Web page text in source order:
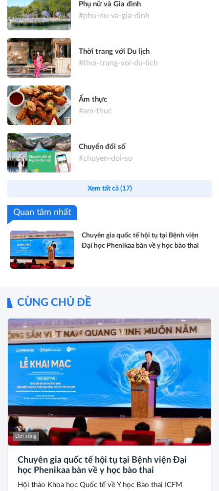
Phụ nữ và Gia đình
#phu-nu-va-gia-dinh
Thời trang với Du lịch
#thoi-trang-voi-du-lich
Ẩm thực
#am-thuc
Chuyển đổi số
#chuyen-doi-so
Xem tất cả (17)
Quan tâm nhất
Chuyên gia quốc tế hội tụ tại Bệnh viện
Đại học Phenikaa bàn về y học bào thai
CÙNG CHỦ ĐỀ
Đời sống
Chuyên gia quốc tế hội tụ tại Bệnh viện Đại
học Phenikaa bàn về y học bào thai
Hội thảo Khoa học Quốc tế về Y học Bào thai ICFM